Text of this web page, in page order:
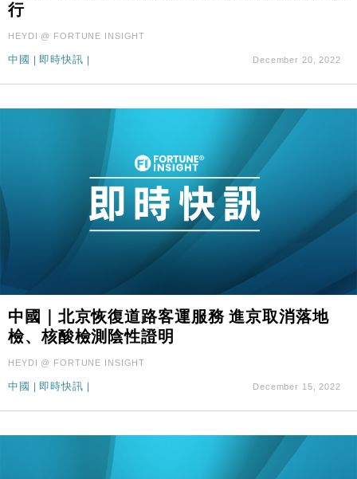
行
HEYDI @ FORTUNE INSIGHT
中國 | 即時快訊 | December 20, 2022
中國｜北京恢復道路客運服務 進京取消落地
檢、核酸檢測陰性證明
HEYDI @ FORTUNE INSIGHT
中國 即時快訊 December 15, 2022